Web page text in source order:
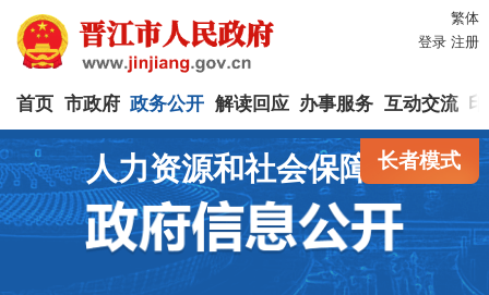
繁体
登录 注册
首页 市政府 政务公开 解读回应 办事服务 互动交流
长者模式
人力资源和社会保障局